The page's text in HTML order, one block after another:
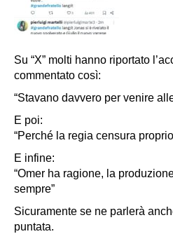
Su “X” molti hanno riportato
commentato così:
“Stavano davvero per venire
E poi:
“Perché la regia censura
E infine:
“Omer ha ragione, la
sempre”
Sicuramente se ne parlerà
puntata.